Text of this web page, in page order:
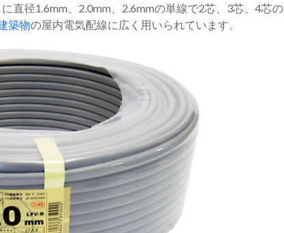
直径1.6mm、2.0mm、2.6mmの単線で2芯、3芯、4芯の
築物の屋内電気配線に広く用いられています。